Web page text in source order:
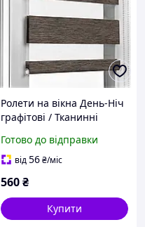
Ролети на вікна День-Ніч
графітові / Тканинні
рулонні штори для дому,
спальні, кухні, вітальні
Готово до відправки
від56₴/міс
560₴
Купити